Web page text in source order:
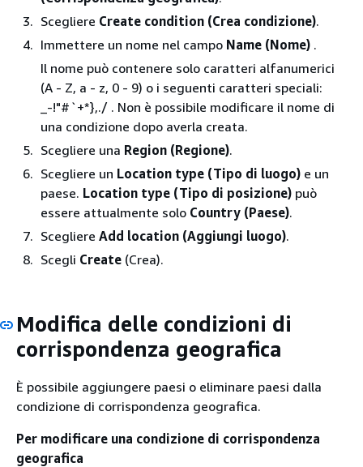
Scegliere Create condition (Crea condizione).
Immettere un nome nel campo Name (Nome) .
Il nome può contenere solo caratteri alfanumerici
(A - Z, a - z, 0 - 9) o i seguenti caratteri speciali:
_-!"#`+*},./ . Non è possibile modificare il nome di
una condizione dopo averla creata.
Scegliere una Region (Regione).
Scegliere un Location type (Tipo di luogo) e un
paese. Location type (Tipo di posizione) può
essere attualmente solo Country (Paese).
Scegliere Add location (Aggiungi luogo).
Scegli Create (Crea).
Modifica delle condizioni di
corrispondenza geografica
È possibile aggiungere paesi o eliminare paesi dalla
condizione di corrispondenza geografica.
Per modificare una condizione di corrispondenza
geografica